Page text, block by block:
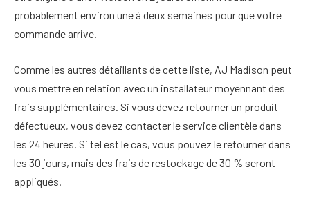
probablement environ une à deux semaines pour que votre
commande arrive.
Comme les autres détaillants de cette liste, AJ Madison peut
vous mettre en relation avec un installateur moyennant des
frais supplémentaires. Si vous devez retourner un produit
défectueux, vous devez contacter le service clientèle dans
les 24 heures. Si tel est le cas, vous pouvez le retourner dans
les 30 jours, mais des frais de restockage de 30 % seront
appliqués.